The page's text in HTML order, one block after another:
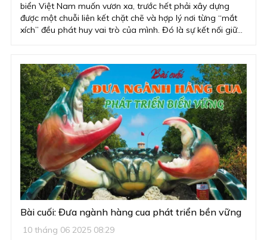
biển Việt Nam muốn vươn xa, trước hết phải xây dựng
được một chuỗi liên kết chặt chẽ và hợp lý nơi từng “mắt
xích” đều phát huy vai trò của mình. Đó là sự kết nối giữa
chung một tầm nhìn, cùng bước đi trên một con đường,
con cua Việt Nam không chỉ vượt qua được rào cản, mà
còn có thể trở thành biểu tượng của nông nghiệp bền
vững, giàu bản sắc và có sức cạnh tranh toàn cầu.
Bài cuối: Đưa ngành hàng cua phát triển bền vững
10 tháng 06 2025 08:29